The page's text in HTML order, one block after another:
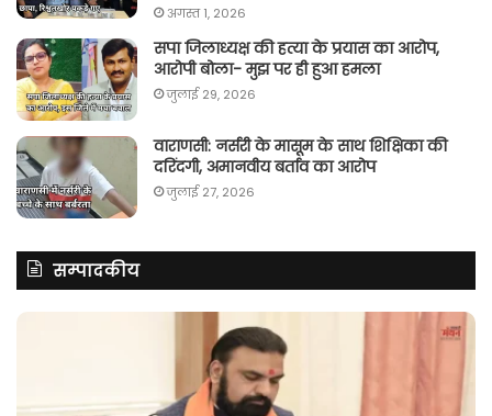
अगस्त 1, 2026
सपा जिलाध्यक्ष की हत्या के प्रयास का आरोप,
आरोपी बोला- मुझ पर ही हुआ हमला
जुलाई 29, 2026
वाराणसी: नर्सरी के मासूम के साथ शिक्षिका की
दरिंदगी, अमानवीय बर्ताव का आरोप
जुलाई 27, 2026
सम्पादकीय